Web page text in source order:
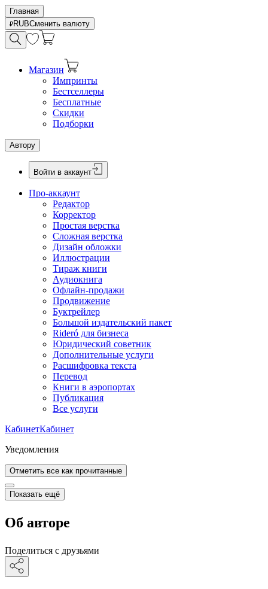
Главная
RUBСменить валюту
Магазин
Импринты
Бестселлеры
Бесплатные
Скидки
Подборки
Автору
Войти в аккаунт
Про-аккаунт
Редактор
Корректор
Простая верстка
Сложная верстка
Дизайн обложки
Иллюстрации
Тираж книги
Аудиокнига
Офлайн-продажи
Продвижение
Буктрейлер
Большой издательский пакет
Rideró для бизнеса
Юридический советник
Дополнительные услуги
Расшифровка текста
Перевод
Книги в аэропортах
Публикация
Все услуги
КабинетКабинет
Уведомления
Отметить все как прочитанные
Показать ещё
Об авторе
Поделиться с друзьями